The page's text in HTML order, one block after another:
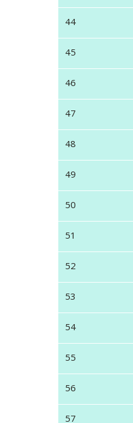
44
45
46
47
48
49
50
51
52
53
54
55
56
57